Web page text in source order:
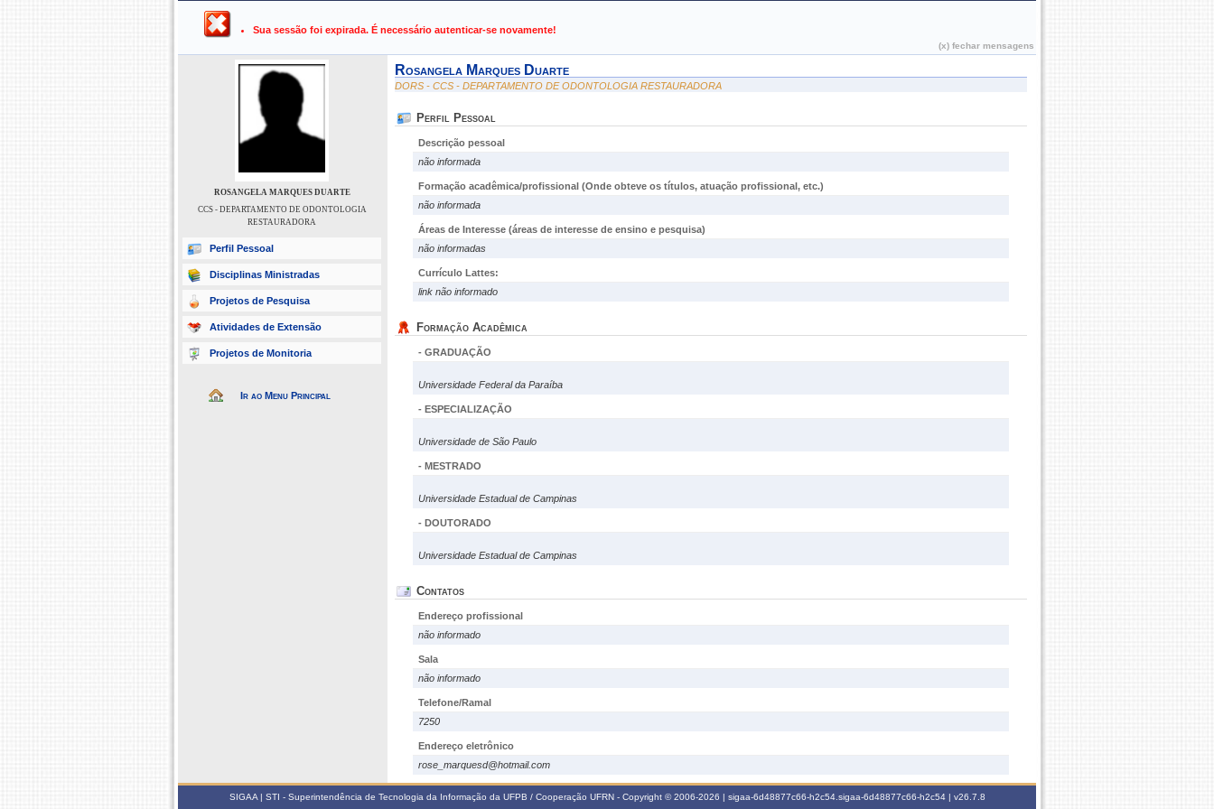
UFPB ›
Sua sessão foi expirada. É necessário autenticar-se novamente!
(x) fechar mensagens
ROSANGELA MARQUES DUARTE
CCS - DEPARTAMENTO DE ODONTOLOGIA
RESTAURADORA
Perfil Pessoal
Disciplinas Ministradas
Projetos de Pesquisa
Atividades de Extensão
Projetos de Monitoria
Ir ao Menu Principal
Rosangela Marques Duarte
DORS - CCS - DEPARTAMENTO DE ODONTOLOGIA RESTAURADORA
Perfil Pessoal
Descrição pessoal
não informada
Formação acadêmica/profissional (Onde obteve os títulos, atuação profissional, etc.)
não informada
Áreas de Interesse (áreas de interesse de ensino e pesquisa)
não informadas
Currículo Lattes:
link não informado
Formação Acadêmica
- GRADUAÇÃO
Universidade Federal da Paraíba
- ESPECIALIZAÇÃO
Universidade de São Paulo
- MESTRADO
Universidade Estadual de Campinas
- DOUTORADO
Universidade Estadual de Campinas
Contatos
Endereço profissional
não informado
Sala
não informado
Telefone/Ramal
7250
Endereço eletrônico
rose_marquesd@hotmail.com
SIGAA | STI - Superintendência de Tecnologia da Informação da UFPB / Cooperação UFRN - Copyright © 2006-2026 | sigaa-6d48877c66-h2c54.sigaa-6d48877c66-h2c54 | v26.7.8